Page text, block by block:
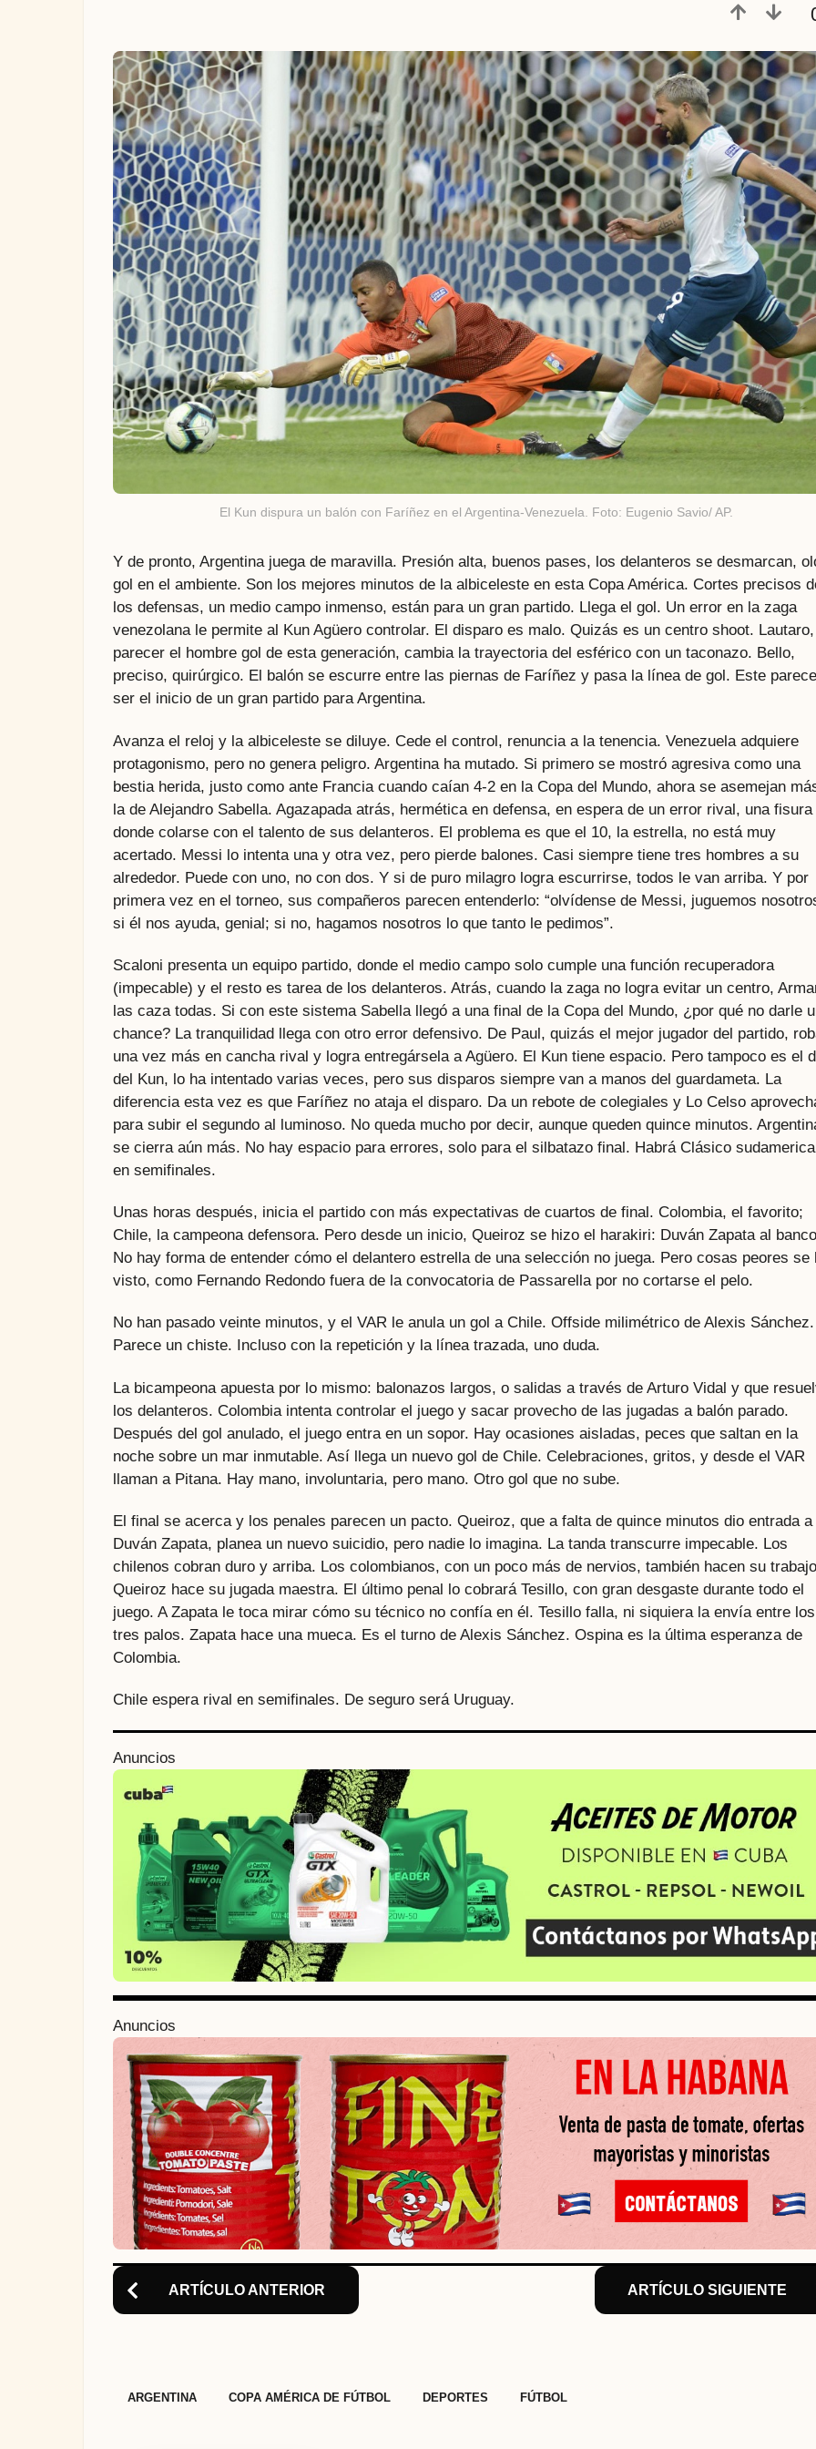
El Kun dispura un balón con Faríñez en el Argentina-Venezuela. Foto: Eugenio Savio/ AP.
Y de pronto, Argentina juega de maravilla. Presión alta, buenos pases, los delanteros se desmarcan,
gol en el ambiente. Son los mejores minutos de la albiceleste en esta Copa América. Cortes precisos
los defensas, un medio campo inmenso, están para un gran partido. Llega el gol. Un error en la zaga
venezolana le permite al Kun Agüero controlar. El disparo es malo. Quizás es un centro shoot. Lautaro,
parecer el hombre gol de esta generación, cambia la trayectoria del esférico con un taconazo. Bello,
preciso, quirúrgico. El balón se escurre entre las piernas de Faríñez y pasa la línea de gol. Este parece
ser el inicio de un gran partido para Argentina.
Avanza el reloj y la albiceleste se diluye. Cede el control, renuncia a la tenencia. Venezuela adquiere
protagonismo, pero no genera peligro. Argentina ha mutado. Si primero se mostró agresiva como una
bestia herida, justo como ante Francia cuando caían 4-2 en la Copa del Mundo, ahora se asemejan
la de Alejandro Sabella. Agazapada atrás, hermética en defensa, en espera de un error rival, una fisura
donde colarse con el talento de sus delanteros. El problema es que el 10, la estrella, no está muy
acertado. Messi lo intenta una y otra vez, pero pierde balones. Casi siempre tiene tres hombres a su
alrededor. Puede con uno, no con dos. Y si de puro milagro logra escurrirse, todos le van arriba. Y por
primera vez en el torneo, sus compañeros parecen entenderlo: “olvídense de Messi, juguemos
si él nos ayuda, genial; si no, hagamos nosotros lo que tanto le pedimos”.
Scaloni presenta un equipo partido, donde el medio campo solo cumple una función recuperadora
(impecable) y el resto es tarea de los delanteros. Atrás, cuando la zaga no logra evitar un centro,
las caza todas. Si con este sistema Sabella llegó a una final de la Copa del Mundo, ¿por qué no darle
chance? La tranquilidad llega con otro error defensivo. De Paul, quizás el mejor jugador del partido,
una vez más en cancha rival y logra entregársela a Agüero. El Kun tiene espacio. Pero tampoco es el
del Kun, lo ha intentado varias veces, pero sus disparos siempre van a manos del guardameta. La
diferencia esta vez es que Faríñez no ataja el disparo. Da un rebote de colegiales y Lo Celso
para subir el segundo al luminoso. No queda mucho por decir, aunque queden quince minutos.
se cierra aún más. No hay espacio para errores, solo para el silbatazo final. Habrá Clásico
en semifinales.
Unas horas después, inicia el partido con más expectativas de cuartos de final. Colombia, el favorito;
Chile, la campeona defensora. Pero desde un inicio, Queiroz se hizo el harakiri: Duván Zapata al
No hay forma de entender cómo el delantero estrella de una selección no juega. Pero cosas peores se
visto, como Fernando Redondo fuera de la convocatoria de Passarella por no cortarse el pelo.
No han pasado veinte minutos, y el VAR le anula un gol a Chile. Offside milimétrico de Alexis Sánchez.
Parece un chiste. Incluso con la repetición y la línea trazada, uno duda.
La bicampeona apuesta por lo mismo: balonazos largos, o salidas a través de Arturo Vidal y que
los delanteros. Colombia intenta controlar el juego y sacar provecho de las jugadas a balón parado.
Después del gol anulado, el juego entra en un sopor. Hay ocasiones aisladas, peces que saltan en la
noche sobre un mar inmutable. Así llega un nuevo gol de Chile. Celebraciones, gritos, y desde el VAR
llaman a Pitana. Hay mano, involuntaria, pero mano. Otro gol que no sube.
El final se acerca y los penales parecen un pacto. Queiroz, que a falta de quince minutos dio entrada a
Duván Zapata, planea un nuevo suicidio, pero nadie lo imagina. La tanda transcurre impecable. Los
chilenos cobran duro y arriba. Los colombianos, con un poco más de nervios, también hacen su
Queiroz hace su jugada maestra. El último penal lo cobrará Tesillo, con gran desgaste durante todo el
juego. A Zapata le toca mirar cómo su técnico no confía en él. Tesillo falla, ni siquiera la envía entre los
tres palos. Zapata hace una mueca. Es el turno de Alexis Sánchez. Ospina es la última esperanza de
Colombia.
Chile espera rival en semifinales. De seguro será Uruguay.
Anuncios
Anuncios
P
o
g
i
n
a
n
ARTÍCULO ANTERIOR ARTÍCULO SIGUIENTE
ARGENTINA COPA AMÉRICA DE FÚTBOL DEPORTES FÚTBOL